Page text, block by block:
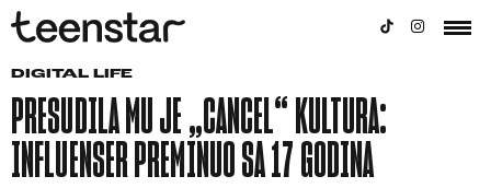
DIGITAL LIFE
PRESUDILA MU JE „CANCEL“ KULTURA:
INFLUENSER PREMINUO SA 17 GODINA